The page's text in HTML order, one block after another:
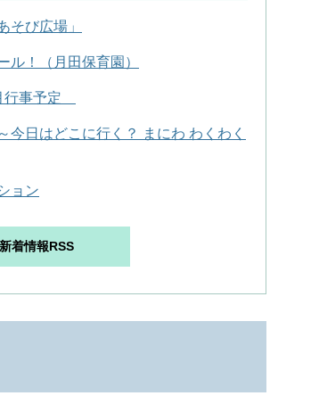
そび広場」
ル！（月田保育園）
行事予定
今日はどこに行く？ まにわ わくわく
ョン
新着情報RSS